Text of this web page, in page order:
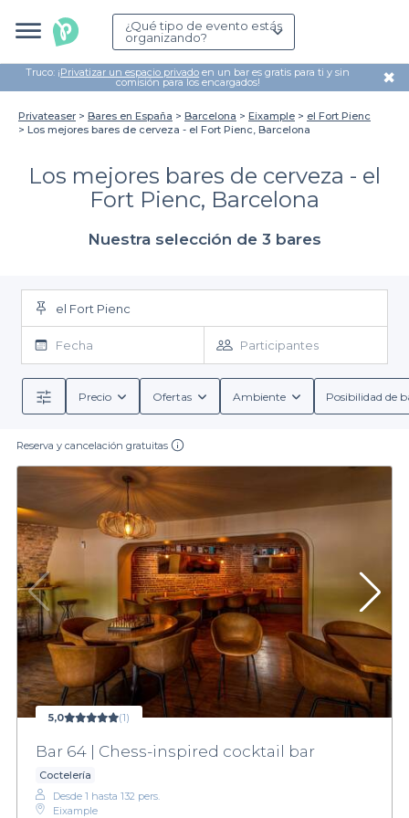
¿Qué tipo de evento estás
organizando?
Truco: ¡Privatizar un espacio privado en un bar es gratis para ti y sin
comisión para los encargados! ✖
Privateaser Bares en España Barcelona Eixample
el Fort Pienc
Los mejores bares de cerveza - el Fort Pienc, Barcelona
Los mejores bares de cerveza - el
Fort Pienc, Barcelona
Nuestra selección de 3 bares
el Fort Pienc
Fecha Participantes
Precio Ofertas Ambiente Posibilidad de
Reserva y cancelación gratuitas
5,0 (1)
Bar 64 | Chess-inspired cocktail bar
Coctelería
Desde 1 hasta 132 pers.
Eixample